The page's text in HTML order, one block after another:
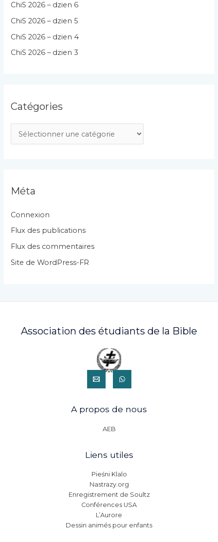
ChiS 2026 – dzien 6
ChiS 2026 – dzien 5
ChiS 2026 – dzien 4
ChiS 2026 – dzien 3
Catégories
a
g
r
i
e
Méta
Connexion
Flux des publications
Flux des commentaires
Site de WordPress-FR
Association des étudiants de la Bible
A propos de nous
AEB
Liens utiles
Pieśni Klalo
Nastrazy.org
Enregistrement de Soultz
Conférences USA
L’Aurore
Dessin animés pour enfants